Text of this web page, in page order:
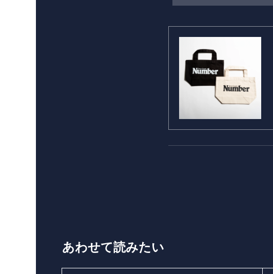
あわせて読みたい